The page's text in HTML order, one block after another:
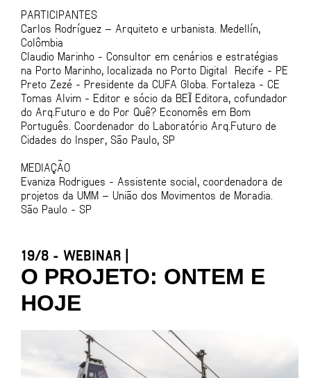
PARTICIPANTES
Carlos Rodríguez – Arquiteto e urbanista. Medellín,
Colômbia
Claudio Marinho - Consultor em cenários e estratégias
na Porto Marinho, localizada no Porto Digital Recife - PE
Preto Zezé - Presidente da CUFA Globa. Fortaleza - CE
Tomas Alvim - Editor e sócio da BEĨ Editora, cofundador
do Arq.Futuro e do Por Quê? Economês em Bom
Português. Coordenador do Laboratório Arq.Futuro de
Cidades do Insper, São Paulo, SP
MEDIAÇÃO
Evaniza Rodrigues - Assistente social, coordenadora de
projetos da UMM – União dos Movimentos de Moradia.
São Paulo - SP
19/8 - WEBINAR |
O PROJETO: ONTEM E
HOJE